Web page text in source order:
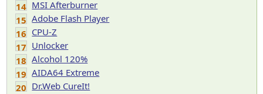
14 MSI Afterburner
15 Adobe Flash Player
16 CPU-Z
17 Unlocker
18 Alcohol 120%
19 AIDA64 Extreme
20 Dr.Web CureIt!